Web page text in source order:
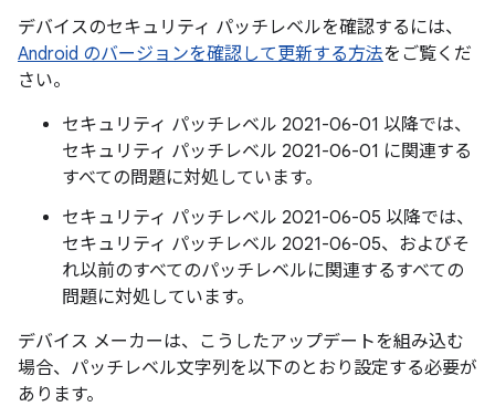
デバイスのセキュリティ パッチレベルを確認するには、
Android のバージョンを確認して更新する方法をご覧くだ
さい。
セキュリティ パッチレベル 2021-06-01 以降では、
セキュリティ パッチレベル 2021-06-01 に関連する
すべての問題に対処しています。
セキュリティ パッチレベル 2021-06-05 以降では、
セキュリティ パッチレベル 2021-06-05、およびそ
れ以前のすべてのパッチレベルに関連するすべての
問題に対処しています。
デバイス メーカーは、こうしたアップデートを組み込む
場合、パッチレベル文字列を以下のとおり設定する必要が
あります。